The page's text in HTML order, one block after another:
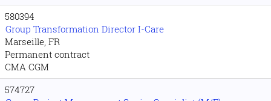
580394
Group Transformation Director I-Care
Marseille, FR
Permanent contract
CMA CGM
574727